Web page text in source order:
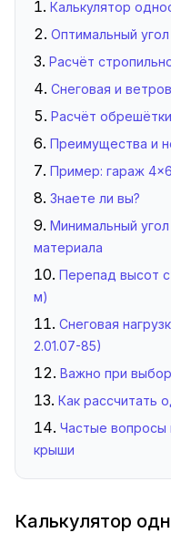
Калькулятор
Оптимальный
Расчёт
Снеговая и
Расчёт
Преимущества и
Пример: гараж
Знаете ли вы?
Минимальный угол
материала
Перепад высот
м)
Снеговая
2.01.07-85)
Важно при
Как рассчитать
Частые вопросы
крыши
Калькулятор